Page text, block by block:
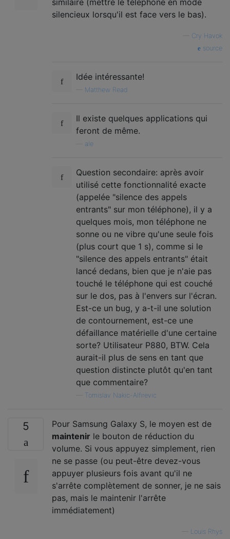
silencieux lorsqu'il est face vers le bas).
Cry Havok
source
Idée intéressante!
Matthew Read
Il existe quelques applications qui
feront de même.
ale
Question secondaire: après avoir
utilisé cette fonctionnalité exacte
(appelée "silence des appels
entrants" sur mon téléphone), il y a
quelques mois, mon téléphone ne
sonne ou ne vibre qu'une seule fois
(plus court que 1 s), comme si le
"silence des appels entrants" était
lancé dedans, bien que je n'aie pas
touché le téléphone qui est couché
sur le dos, pas à l'envers sur l'écran.
Est-ce un bug, y a-t-il une solution
de contournement, est-ce une
défaillance matérielle d'une certaine
sorte? Utilisateur P880, BTW. Cela
aurait-il plus de sens en tant que
question distincte plutôt qu'en tant
que commentaire?
Tomislav Nakic-Alfirevic
5
Pour Samsung Galaxy S, le moyen est de
maintenir le bouton de réduction du
volume. Si vous appuyez simplement, rien
ne se passe (ou peut-être devez-vous
appuyer plusieurs fois avant qu'il ne
s'arrête complètement de sonner, je ne sais
pas, mais le maintenir l'arrête
immédiatement)
Louis Rhys